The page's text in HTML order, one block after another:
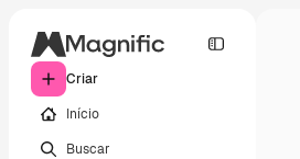
Criar
Início
Buscar